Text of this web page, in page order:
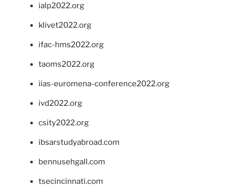
ialp2022.org
klivet2022.org
ifac-hms2022.org
taoms2022.org
iias-euromena-conference2022.org
ivd2022.org
csity2022.org
ibsarstudyabroad.com
bennusehgall.com
tsecincinnati.com